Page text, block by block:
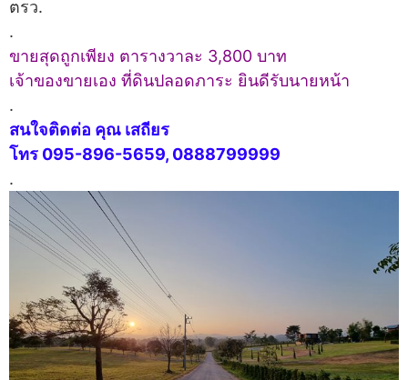
ตรว.
.
ขายสุดถูกเพียง ตารางวาละ 3,800 บาท
เจ้าของขายเอง ที่ดินปลอดภาระ ยินดีรับนายหน้า
.
สนใจติดต่อ คุณ เสถียร
โทร 095-896-5659, 0888799999
.